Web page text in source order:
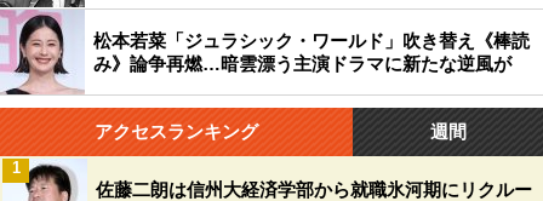
松本若菜「ジュラシック・ワールド」吹き替え《棒読
み》論争再燃…暗雲漂う主演ドラマに新たな逆風が
アクセスランキング 週間
佐藤二朗は信州大経済学部から就職氷河期にリクルー
1